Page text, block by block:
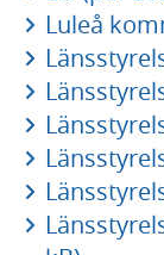
Luleå